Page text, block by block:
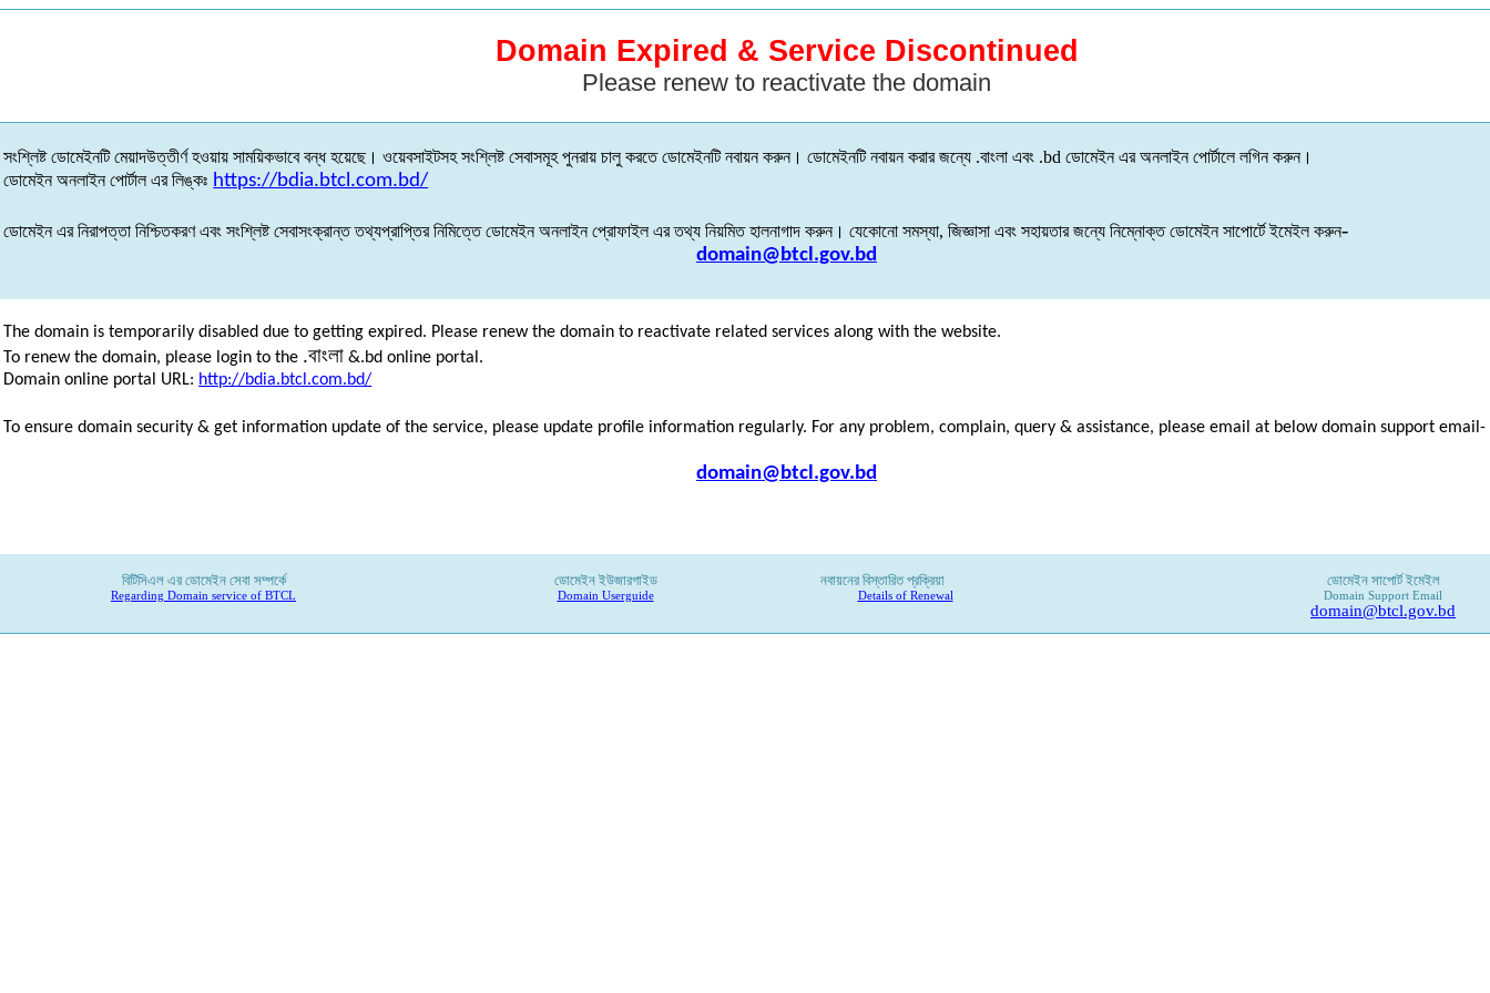
Domain Expired & Service Discontinued
Please renew to reactivate the domain
সংশ্লিষ্ট ডোমেইনটি মেয়াদউত্তীর্ণ হওয়ায় সাময়িকভাবে বন্ধ হয়েছে।ওয়েবসাইটসহ সংশ্লিষ্ট সেবাসমূহ পুনরায় চালু করতে ডোমেইনটি নবায়ন করুন।ডোমেইনটি নবায়ন করার জন্যে .বাংলা এবং .bdডোমেইন এর অনলাইন পোর্টালে লগিন করুন।
ডোমেইন অনলাইন পোর্টাল এর লিঙ্কঃ https://bdia.btcl.com.bd/
ডোমেইন এর নিরাপত্তা নিশ্চিতকরণ এবং সংশ্লিষ্ট সেবাসংক্রান্ত তথ্যপ্রাপ্তির নিমিত্তে ডোমেইন অনলাইন প্রোফাইল এর তথ্য নিয়মিত হালনাগাদ করুন।যেকোনো সমস্যা,জিজ্ঞাসা এবং সহায়তার জন্যে নিম্নোক্ত ডোমেইন সাপোর্টে ইমেইল করুন-
domain@btcl.gov.bd
The domain is temporarily disabled due to getting expired. Please renew the domain to reactivate related services along with the website.
To renew the domain, please login to the .বাংলা &.bd online portal.
Domain online portal URL: http://bdia.btcl.com.bd/
To ensure domain security & get information update of the service, please update profile information regularly. For any problem, complain, query & assistance, please email at below domain support email-
domain@btcl.gov.bd
বিটিসিএল এর ডোমেইন সেবা সম্পর্কে
Regarding Domain service of BTCL
ডোমেইন ইউজারগাইড
Domain Userguide
নবায়নের বিস্তারিত প্রক্রিয়া
Details of Renewal
ডোমেইন সাপোর্ট ইমেইল
Domain Support Email
domain@btcl.gov.bd